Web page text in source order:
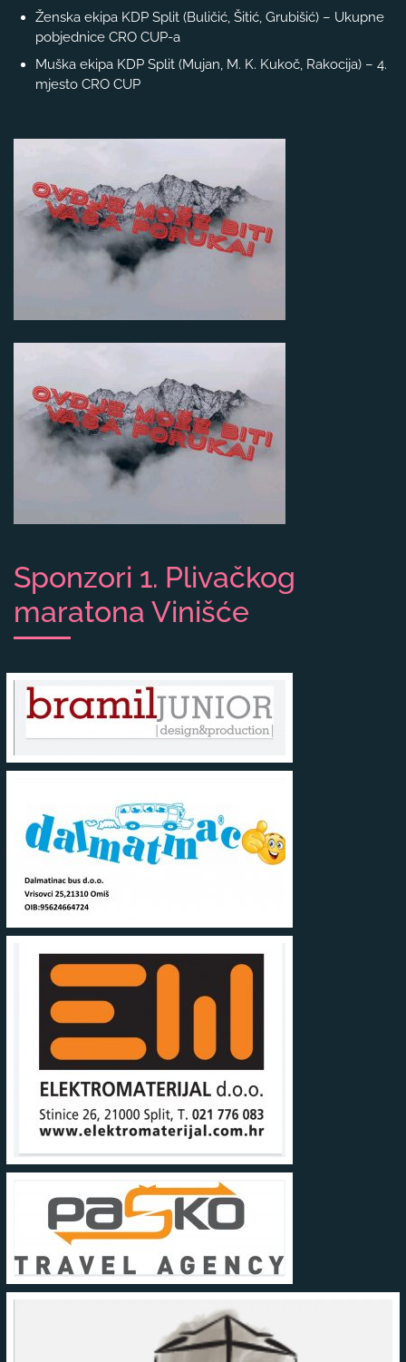
Ženska ekipa KDP Split (Buličić, Šitić, Grubišić) – Ukupne
pobjednice CRO CUP-a
Muška ekipa KDP Split (Mujan, M. K. Kukoč, Rakocija) – 4.
mjesto CRO CUP
Sponzori 1. Plivačkog
maratona Vinišće